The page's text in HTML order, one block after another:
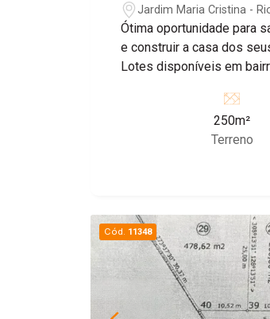
Jardim Maria Cristina -
Ótima oportunidade para
e construir a casa dos
Lotes disponíveis em
para morar ou investir.
250m²
Terreno
Cód. 11348